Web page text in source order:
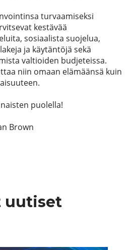
turvaamiseksi
kestävää
sosiaalista suojelua,
ja käytäntöjä sekä
valtioiden budjeteissa.
niin omaan elämäänsä kuin
puolella!
Brown
uutiset